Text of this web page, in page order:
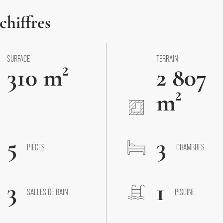
SURFACE
310 m²
TERRAIN
2 807
m²
5
PIÈCES 3 CHAMBRES
3 SALLES DE BAIN 1 PISCINE